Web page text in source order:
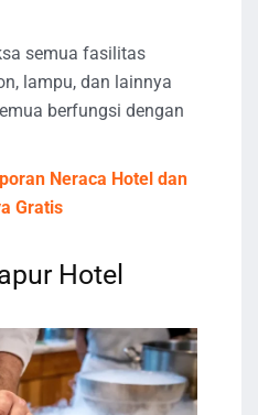
semua fasilitas
lampu, dan lainnya
berfungsi dengan
Neraca Hotel dan
Gratis
Hotel